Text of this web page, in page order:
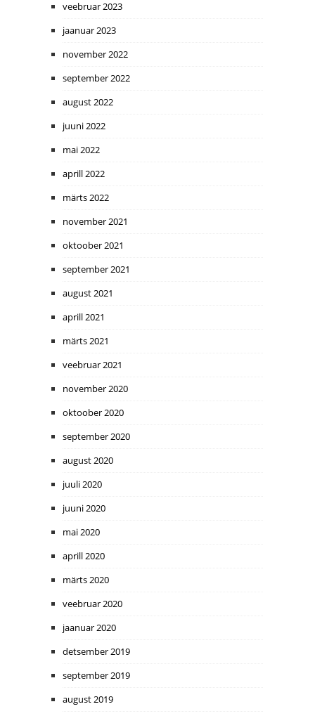
veebruar 2023
jaanuar 2023
november 2022
september 2022
august 2022
juuni 2022
mai 2022
aprill 2022
märts 2022
november 2021
oktoober 2021
september 2021
august 2021
aprill 2021
märts 2021
veebruar 2021
november 2020
oktoober 2020
september 2020
august 2020
juuli 2020
juuni 2020
mai 2020
aprill 2020
märts 2020
veebruar 2020
jaanuar 2020
detsember 2019
september 2019
august 2019